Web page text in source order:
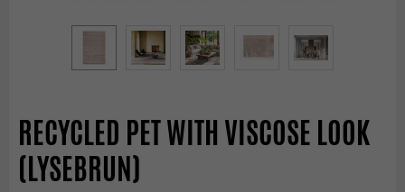
RECYCLED PET WITH VISCOSE LOOK
(LYSEBRUN)